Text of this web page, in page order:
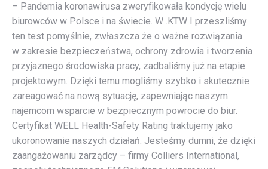
– Pandemia koronawirusa zweryfikowała kondycję wielu
biurowców w Polsce i na świecie. W .KTW I przeszliśmy
ten test pomyślnie, zwłaszcza że o ważne rozwiązania
w zakresie bezpieczeństwa, ochrony zdrowia i tworzenia
przyjaznego środowiska pracy, zadbaliśmy już na etapie
projektowym. Dzięki temu mogliśmy szybko i skutecznie
zareagować na nową sytuację, zapewniając naszym
najemcom wsparcie w bezpiecznym powrocie do biur.
Certyfikat WELL Health-Safety Rating traktujemy jako
ukoronowanie naszych działań. Jesteśmy dumni, że dzięki
zaangażowaniu zarządcy – firmy Colliers International,